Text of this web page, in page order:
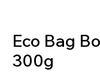
Eco Bag
300g